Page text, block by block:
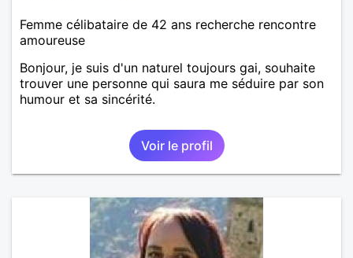
Femme célibataire de 42 ans recherche rencontre
amoureuse
Bonjour, je suis d'un naturel toujours gai, souhaite
trouver une personne qui saura me séduire par son
humour et sa sincérité.
Voir le profil